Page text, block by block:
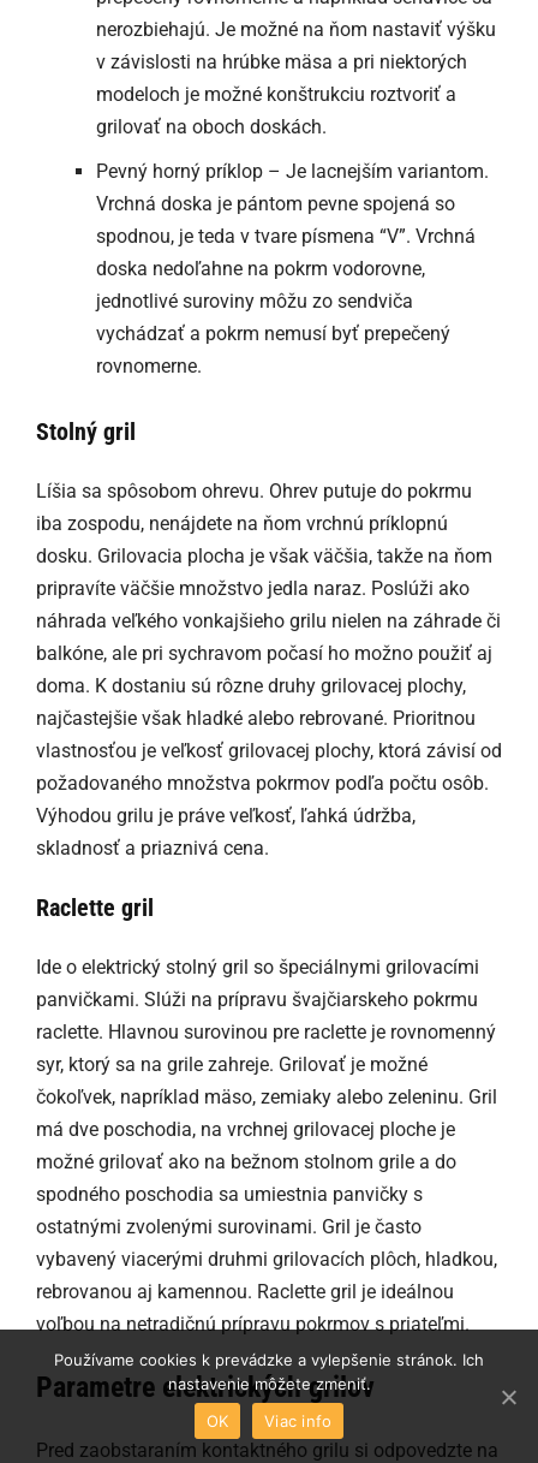
nerozbiehajú. Je možné na ňom nastaviť výšku
v závislosti na hrúbke mäsa a pri niektorých
modeloch je možné konštrukciu roztvoriť a
grilovať na oboch doskách.
Pevný horný príklop – Je lacnejším variantom.
Vrchná doska je pántom pevne spojená so
spodnou, je teda v tvare písmena “V”. Vrchná
doska nedoľahne na pokrm vodorovne,
jednotlivé suroviny môžu zo sendviča
vychádzať a pokrm nemusí byť prepečený
rovnomerne.
Stolný gril
Líšia sa spôsobom ohrevu. Ohrev putuje do pokrmu
iba zospodu, nenájdete na ňom vrchnú príklopnú
dosku. Grilovacia plocha je však väčšia, takže na ňom
pripravíte väčšie množstvo jedla naraz. Poslúži ako
náhrada veľkého vonkajšieho grilu nielen na záhrade či
balkóne, ale pri sychravom počasí ho možno použiť aj
doma. K dostaniu sú rôzne druhy grilovacej plochy,
najčastejšie však hladké alebo rebrované. Prioritnou
vlastnosťou je veľkosť grilovacej plochy, ktorá závisí od
požadovaného množstva pokrmov podľa počtu osôb.
Výhodou grilu je práve veľkosť, ľahká údržba,
skladnosť a priaznivá cena.
Raclette gril
Ide o elektrický stolný gril so špeciálnymi grilovacími
panvičkami. Slúži na prípravu švajčiarskeho pokrmu
raclette. Hlavnou surovinou pre raclette je rovnomenný
syr, ktorý sa na grile zahreje. Grilovať je možné
čokoľvek, napríklad mäso, zemiaky alebo zeleninu. Gril
má dve poschodia, na vrchnej grilovacej ploche je
možné grilovať ako na bežnom stolnom grile a do
spodného poschodia sa umiestnia panvičky s
ostatnými zvolenými surovinami. Gril je často
vybavený viacerými druhmi grilovacích plôch, hladkou,
rebrovanou aj kamennou. Raclette gril je ideálnou
voľbou na netradičnú prípravu pokrmov s priateľmi.
Parametre elektrických grilov
Pred zaobstaraním kontaktného grilu si odpovedzte na
Používame cookies k prevádzke a vylepšenie stránok. Ich
nastavenie môžete zmeniť.
OK
Viac info